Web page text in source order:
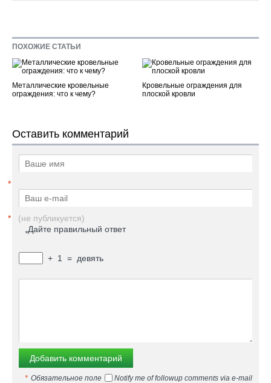
ПОХОЖИЕ СТАТЬИ
Металлические кровельные
ограждения: что к чему?
Кровельные ограждения для
плоской кровли
Оставить комментарий
*
*
(не публикуется)
Дайте правильный ответ
*
+ 1 = девять
Notify me of followup comments via e-mail
* Обязательное поле